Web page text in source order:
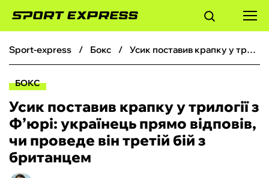
ФУТБОЛ
БОКС
ХОКЕЙ
sport-express бокс Усик поставив крапку у трилогії з Ф’юрі: українець прямо відповів, чи проведе він третій бій з британцем
БОКС
Усик поставив крапку у трилогії з
Ф’юрі: українець прямо відповів,
чи проведе він третій бій з
британцем